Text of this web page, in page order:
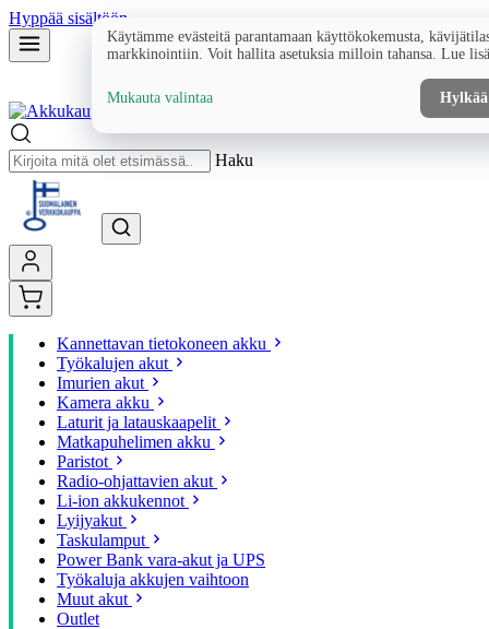
Hyppää sisältöön
Haku
Kannettavan tietokoneen akku
Työkalujen akut
Imurien akut
Kamera akku
Laturit ja latauskaapelit
Matkapuhelimen akku
Paristot
Radio-ohjattavien akut
Li-ion akkukennot
Lyijyakut
Taskulamput
Power Bank vara-akut ja UPS
Työkaluja akkujen vaihtoon
Muut akut
Outlet
Käytämme evästeitä parantamaan käyttökokemusta,
markkinointiin. Voit hallita asetuksia milloin tahansa. Lue
Mukauta valintaa Hylkää